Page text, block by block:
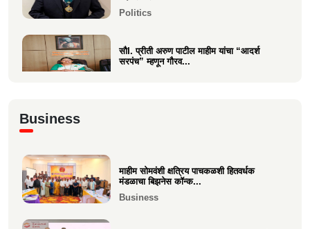
Politics
सौI. प्रीती अरुण पाटील माहीम यांचा “आदर्श
सरपंच” म्हणून गौरव...
श्री. अजूभाई यशवंत ठाकूर ह्यांची मा.श्री.उद्धव
बाळासाहेब ठा...
Politics
Business
माहीम सोमवंशी क्षत्रिय पाचकळशी हितवर्धक
मंडळाचा बिझनेस कॉन्क...
Business